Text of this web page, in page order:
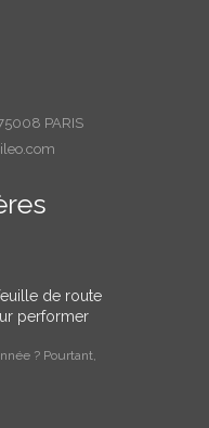
PARIS
de route
performer
? Pourtant,